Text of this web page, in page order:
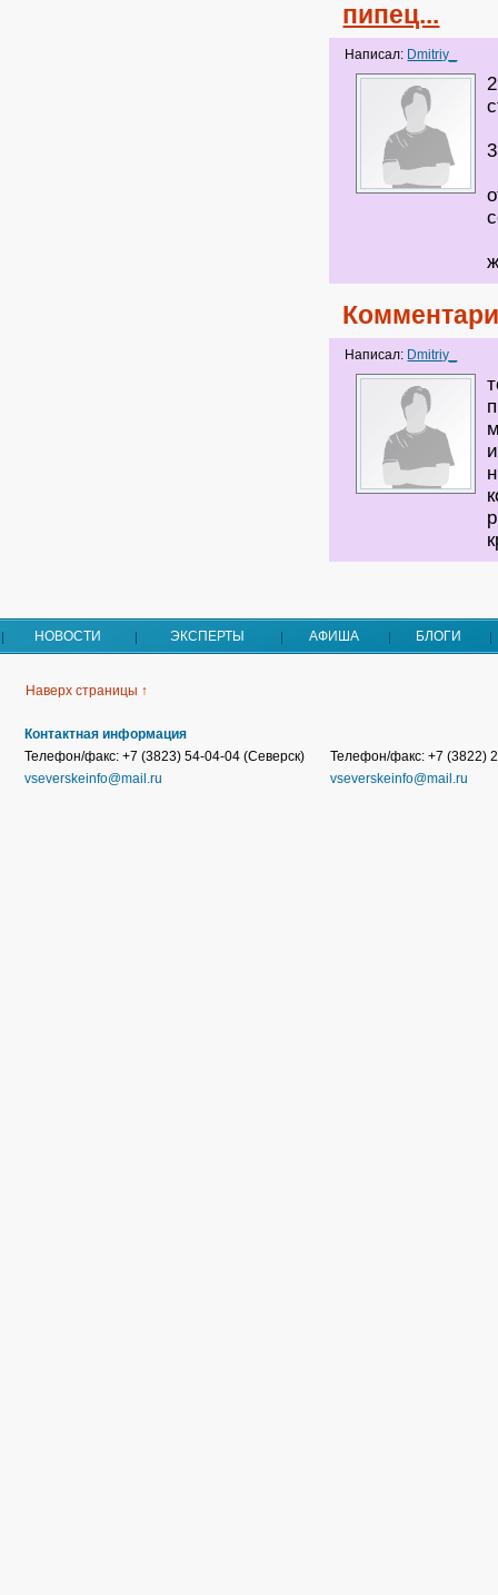
пипец...
Написал: Dmitriy_
Написал: Dmitriy_
НОВОСТИ ЭКСПЕРТЫ АФИША БЛОГИ
Наверх страницы ↑
Контактная информация
Телефон/факс: +7 (3823) 54-04-04 (Северск)
vseverskeinfo@mail.ru
Телефон/факс: +7 (3822)
vseverskeinfo@mail.ru